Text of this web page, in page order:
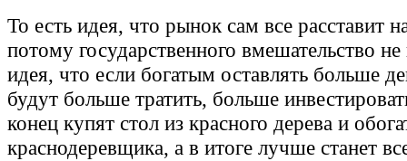
То есть идея, что рынок сам все расставит
потому государственного вмешательство
идея, что если богатым оставлять больше
будут больше тратить, больше
конец купят стол из красного дерева и
краснодеревщика, а в итоге лучше станет